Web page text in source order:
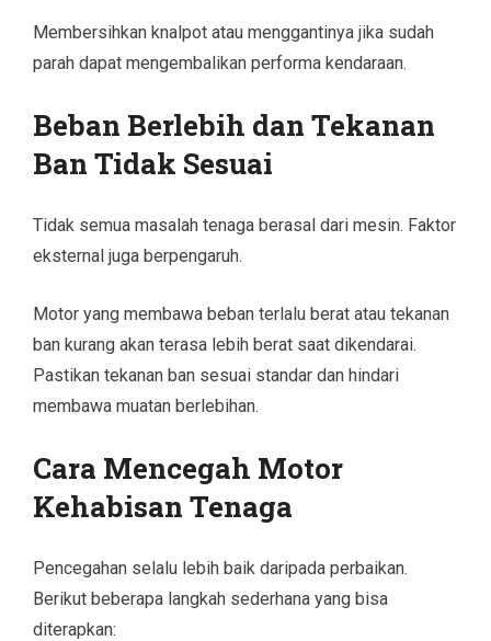
Membersihkan knalpot atau menggantinya jika sudah
parah dapat mengembalikan performa kendaraan.
Beban Berlebih dan Tekanan
Ban Tidak Sesuai
Tidak semua masalah tenaga berasal dari mesin. Faktor
eksternal juga berpengaruh.
Motor yang membawa beban terlalu berat atau tekanan
ban kurang akan terasa lebih berat saat dikendarai.
Pastikan tekanan ban sesuai standar dan hindari
membawa muatan berlebihan.
Cara Mencegah Motor
Kehabisan Tenaga
Pencegahan selalu lebih baik daripada perbaikan.
Berikut beberapa langkah sederhana yang bisa
diterapkan: